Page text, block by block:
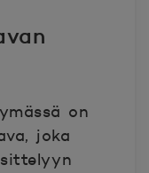
on
joka